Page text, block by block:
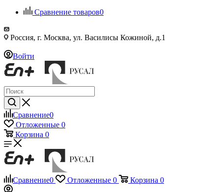
Сравнение товаров0
Россия, г. Москва, ул. Василисы Кожиной, д.1
Войти
Сравнение0
Отложенные 0
Корзина 0
Сравнение0 Отложенные 0 Корзина 0